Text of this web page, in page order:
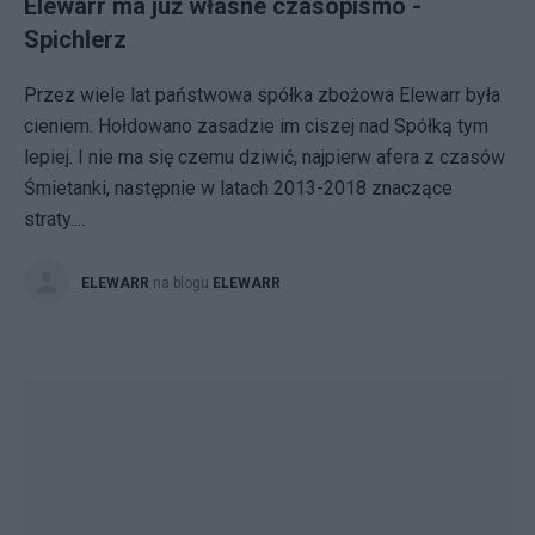
Elewarr ma już własne czasopismo -
Spichlerz
Przez wiele lat państwowa spółka zbożowa Elewarr była
cieniem. Hołdowano zasadzie im ciszej nad Spółką tym
lepiej. I nie ma się czemu dziwić, najpierw afera z czasów
Śmietanki, następnie w latach 2013-2018 znaczące
straty....
ELEWARR na blogu ELEWARR